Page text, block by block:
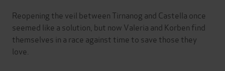
Reopening the veil between Tirnanog and Castella once
seemed like a solution, but now Valeria and Korben find
themselves in a race against time to save those they
love.